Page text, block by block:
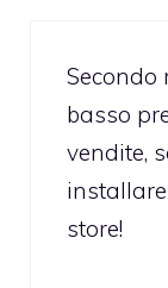
Secondo
basso
vendite,
store!